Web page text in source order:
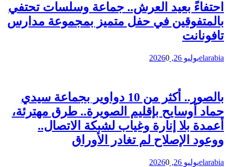
احتفاءً بعيد العرش.. جماعة وسلسات تحتفي
بالمتفوقين في حفل متميز بمجموعة مدارس
تافونانت
elarabiaيوليو 26, 2026 0
بالصور.. أكثر من 10 دواوير بجماعة سيدي
حماد أوسايح بإقليم الصويرة.. طرق مهترئة،
أعمدة بلا إنارة وغياب لشبكة الاتصال..
ووعود الإصلاح لم تغادر الأوراق
elarabiaيوليو 26, 2026 0